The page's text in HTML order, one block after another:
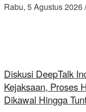
Rabu, 5 Agustus 2026
Diskusi DeepTalk
Kejaksaan, Proses
Dikawal Hingga